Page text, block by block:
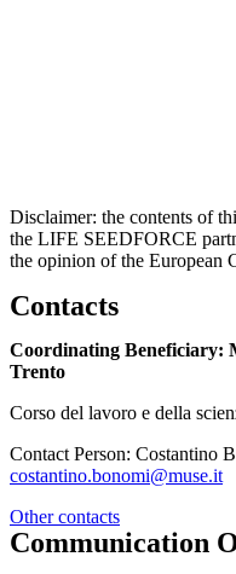
Disclaimer: the contents of
the LIFE SEEDFORCE
the opinion of the European
Contacts
Coordinating Beneficiary:
Trento
Corso del lavoro e della
Contact Person: Costantino
costantino.bonomi@muse.it
Other contacts
Communication